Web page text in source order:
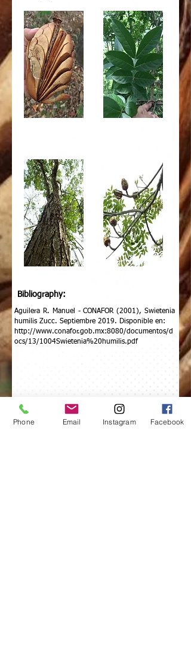
Bibliography:
Aguilera R. Manuel - CONAFOR (2001), Swietenia
humilis Zucc. Septiembre 2019. Disponible en:
http://www.conafor.gob.mx:8080/documentos/d
ocs/13/1004Swietenia%20humilis.pdf
Phone Email Instagram Facebook